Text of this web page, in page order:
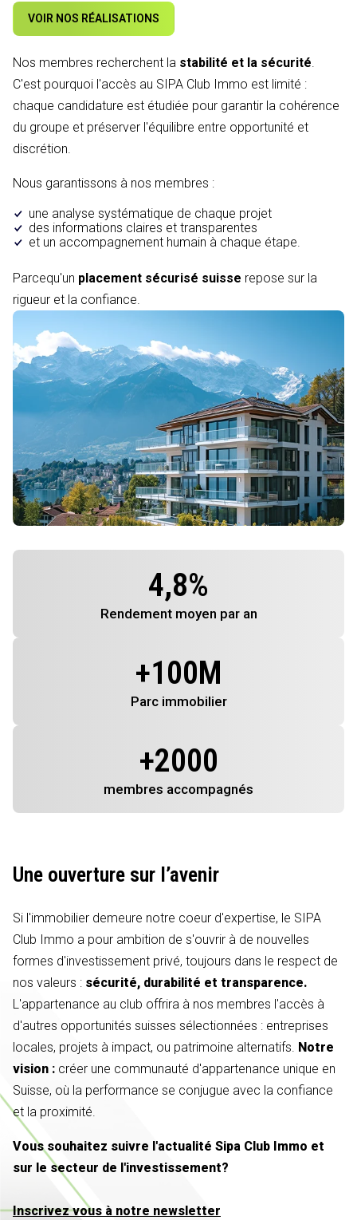
VOIR NOS RÉALISATIONS
Nos membres recherchent la stabilité et la sécurité.
C'est pourquoi l'accès au SIPA Club Immo est limité :
chaque candidature est étudiée pour garantir la cohérence
du groupe et préserver l'équilibre entre opportunité et
discrétion.
Nous garantissons à nos membres :
une analyse systématique de chaque projet
des informations claires et transparentes
et un accompagnement humain à chaque étape.
Parcequ'un placement sécurisé suisse repose sur la
rigueur et la confiance.
4,8%
Rendement moyen par an
+100M
Parc immobilier
+2000
membres accompagnés
Une ouverture sur l’avenir
Si l'immobilier demeure notre coeur d'expertise, le SIPA
Club Immo a pour ambition de s'ouvrir à de nouvelles
formes d'investissement privé, toujours dans le respect de
nos valeurs : sécurité, durabilité et transparence.
L'appartenance au club offrira à nos membres l'accès à
d'autres opportunités suisses sélectionnées : entreprises
locales, projets à impact, ou patrimoine alternatifs. Notre
vision : créer une communauté d'appartenance unique en
Suisse, où la performance se conjugue avec la confiance
et la proximité.
Vous souhaitez suivre l'actualité Sipa Club Immo et
sur le secteur de l'investissement?
Inscrivez vous à notre newsletter